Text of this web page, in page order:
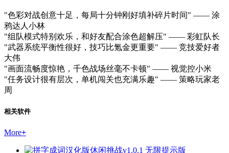
"色彩对战创意十足，每局十分钟刚好填补碎片时间" —— 涂
鸦达人小林
"组队模式特别欢乐，和好友配合涂色超解压" —— 彩虹队长
"武器系统平衡性很好，技巧比氪金更重要" —— 竞技爱好者
大伟
"画面流畅度惊艳，千色战场丝毫不卡顿" —— 视觉控小米
"任务设计很有层次，单机闯关也充满乐趣" —— 策略玩家老
周
相关软件
More+